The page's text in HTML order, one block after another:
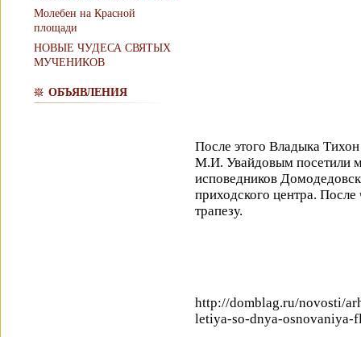
Молебен на Красной
площади
НОВЫЕ ЧУДЕСА СВЯТЫХ
МУЧЕНИКОВ
ОБЪЯВЛЕНИЯ
После этого Владыка Тихон
М.И. Увайдовым посетили
исповедников
приходского центра.
трапезу.
http://domblag.ru/novosti/
letiya-so-dnya-osnovaniya-